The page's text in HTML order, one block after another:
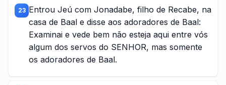
23 Entrou Jeú com Jonadabe, filho de Recabe, na
casa de Baal e disse aos adoradores de Baal:
Examinai e vede bem não esteja aqui entre vós
algum dos servos do SENHOR, mas somente
os adoradores de Baal.